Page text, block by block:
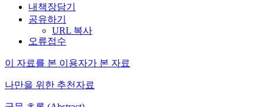
내책장담기
공유하기
URL 복사
오류접수
이 자료를 본 이용자가 본 자료
나만을 위한 추천자료